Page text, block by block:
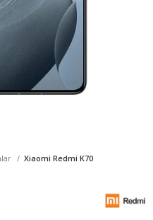
Xiaomi Redmi K70